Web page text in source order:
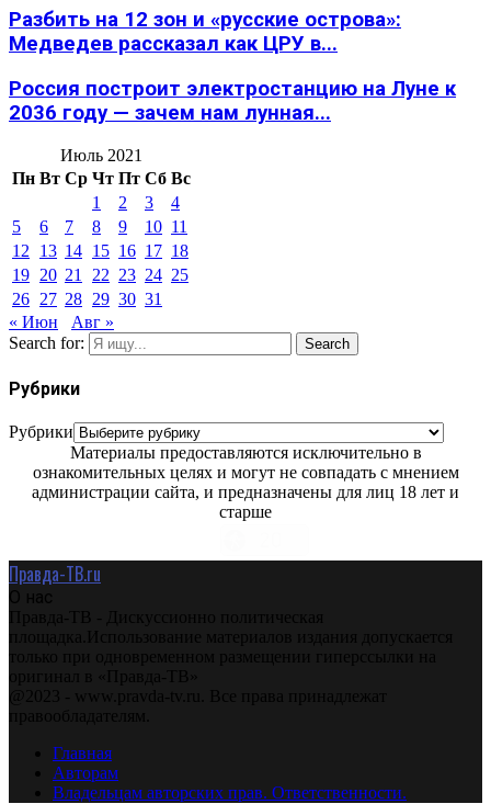
Разбить на 12 зон и «русские острова»:
Медведев рассказал как ЦРУ в...
Россия построит электростанцию на Луне к
2036 году — зачем нам лунная...
Июль 2021
Пн Вт Ср Чт Пт Сб Вс
1
2 3
4
5
6 7 8 9 10 11
12
13 14 15 16 17 18
19 20 21 22 23 24 25
26 27 28 29 30 31
« Июн
Авг »
Search for:
Search
Рубрики
Рубрики
Материалы предоставляются исключительно в
ознакомительных целях и могут не совпадать с мнением
администрации сайта, и предназначены для лиц 18 лет и
старше
Правда-ТВ.ru
О нас
Правда-ТВ - Дискуссионно политическая
площадка.Использование материалов издания допускается
только при одновременном размещении гиперссылки на
оригинал в «Правда-ТВ»
@2023 - www.pravda-tv.ru. Все права принадлежат
правообладателям.
Главная
Авторам
Владельцам авторских прав. Ответственности.